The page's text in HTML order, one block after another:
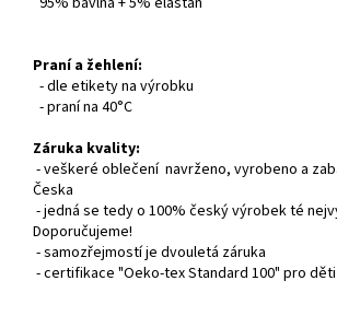
Praní a žehlení:
- dle etikety na výrobku
- praní na 40°C
Záruka kvality:
- veškeré oblečení navrženo, vyrobeno a
Česka
- jedná se tedy o 100% český výrobek té
Doporučujeme!
- samozřejmostí je dvouletá záruka
- certifikace "Oeko-tex Standard 100" pro